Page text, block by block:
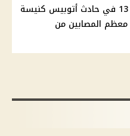
وفاة طفل وإصابة 13 في حادث أتوبيس كنيسة
المصابين من